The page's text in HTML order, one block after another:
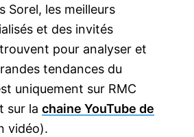
Sorel, les meilleurs
et des invités
pour analyser et
tendances du
uniquement sur RMC
sur lachaine YouTube de
vidéo).